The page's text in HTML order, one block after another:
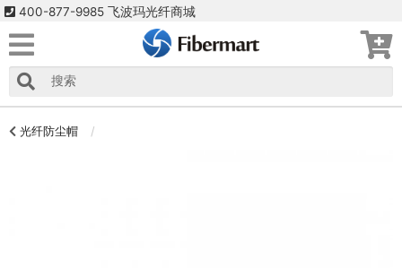
400-877-9985 飞波玛光纤商城
光纤防尘帽